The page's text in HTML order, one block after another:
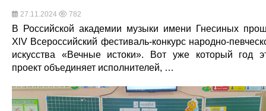
27.11.2024 782
В Российской академии музыки имени Гнесиных
XlV Всероссийский фестиваль-конкурс народно-
искусства «Вечные истоки». Вот уже который год
проект объединяет исполнителей, …